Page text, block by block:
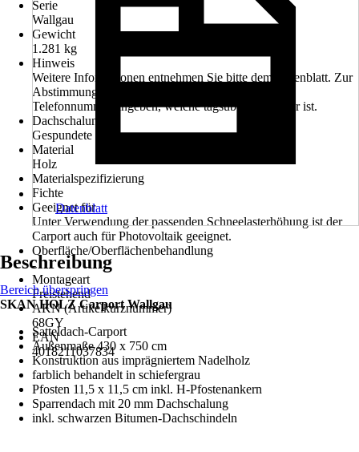
Serie
Wallgau
Gewicht
1.281 kg
Hinweis
Weitere Informationen entnehmen Sie bitte dem Datenblatt. Zur
Abstimmung des Liefertermines bitte Handy- oder
Telefonnummer angeben, welche tagsüber erreichbar ist.
Dachschalung
Gespundete Bretter
Material
Holz
Materialspezifizierung
Fichte
Geeignet für
Unter Verwendung der passenden Schneelasterhöhung ist der
Carport auch für Photovoltaik geeignet.
Oberfläche/Oberflächenbehandlung
-
Montageart
Freistehend
AKN (Artikelkurznummer)
68GY
EAN
4018211037834
Datenblatt
Beschreibung
Bereich überspringen
SKAN HOLZ Carport Wallgau
Satteldach-Carport
Außenmaße 430 x 750 cm
Konstruktion aus imprägniertem Nadelholz
farblich behandelt in schiefergrau
Pfosten 11,5 x 11,5 cm inkl. H-Pfostenankern
Sparrendach mit 20 mm Dachschalung
inkl. schwarzen Bitumen-Dachschindeln